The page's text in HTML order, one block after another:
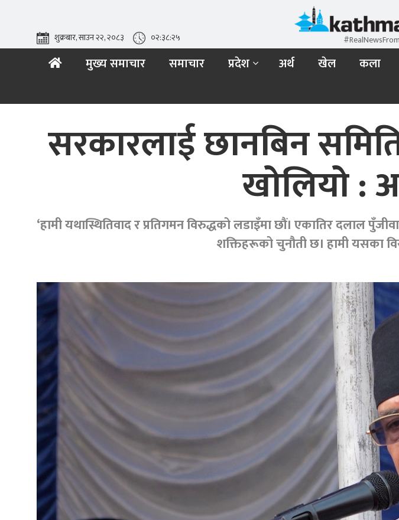
शुक्रबार, साउन २२, २०८३ ०२:३८:२७
मुख्य समाचार समाचार प्रदेश अर्थ खेल कला
सरकारलाई छानबिन
खोलियो :
‘हामी यथास्थितिवाद र प्रतिगमन विरुद्धको लडाइँमा छौं। एकातिर दलाल
शक्तिहरूको चुनौती छ। हामी यसका